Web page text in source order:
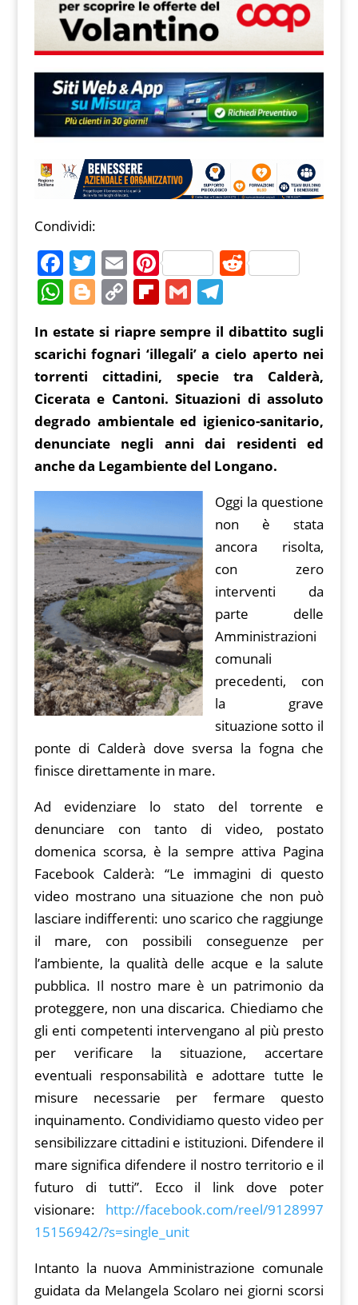
Condividi:
F
a
c
e
b
o
o
k
T
w
itt
er
E
m
ai
l
Pi
nt
er
e
st
R
di
t
W
at
s
A
p
p
Bl
o
g
g
er
C
p
y
Li
n
k
Fl
b
o
ar
d
G
ai
l
T
el
e
gr
a
m
In estate si riapre sempre il dibattito sugli
scarichi fognari ‘illegali’ a cielo aperto nei
torrenti cittadini, specie tra Calderà,
Cicerata e Cantoni. Situazioni di assoluto
degrado ambientale ed igienico-sanitario,
denunciate negli anni dai residenti ed
anche da Legambiente del Longano.
Oggi la questione
non è stata
ancora risolta,
con zero
interventi da
parte delle
Amministrazioni
comunali
precedenti, con
la grave
situazione sotto il
ponte di Calderà dove sversa la fogna che
finisce direttamente in mare.
Ad evidenziare lo stato del torrente e
denunciare con tanto di video, postato
domenica scorsa, è la sempre attiva Pagina
Facebook Calderà: “Le immagini di questo
video mostrano una situazione che non può
lasciare indifferenti: uno scarico che raggiunge
il mare, con possibili conseguenze per
l’ambiente, la qualità delle acque e la salute
pubblica. Il nostro mare è un patrimonio da
proteggere, non una discarica. Chiediamo che
gli enti competenti intervengano al più presto
per verificare la situazione, accertare
eventuali responsabilità e adottare tutte le
misure necessarie per fermare questo
inquinamento. Condividiamo questo video per
sensibilizzare cittadini e istituzioni. Difendere il
mare significa difendere il nostro territorio e il
futuro di tutti”. Ecco il link dove poter
visionare: http://facebook.com/reel/9128997
15156942/?s=single_unit
Intanto la nuova Amministrazione comunale
guidata da Melangela Scolaro nei giorni scorsi